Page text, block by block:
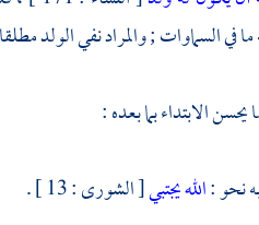
في السماوات ; والمراد نفي الولد
نحو :الله يجتبي[ الشورى : 13 ] .